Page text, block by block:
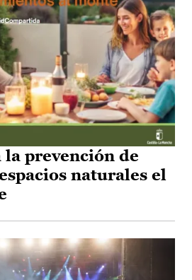
la prevención de
naturales el